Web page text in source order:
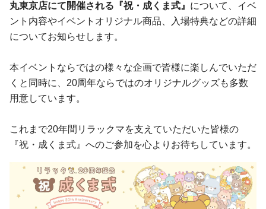
丸東京店にて開催される『祝・成くま式』 について、イベ
ント内容やイベントオリジナル商品、入場特典などの詳細
についてお知らせします。
本イベントならではの様々な企画で皆様に楽しんでいただ
くと同時に、20周年ならではのオリジナルグッズも多数
用意しています。
これまで20年間リラックマを支えていただいた皆様の
『祝・成くま式』へのご参加を心よりお待ちしています。